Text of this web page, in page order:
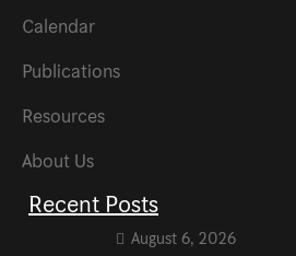
Calendar
Publications
Resources
About Us
Recent Posts
August 6, 2026